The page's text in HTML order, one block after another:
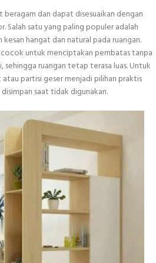
beragam dan dapat disesuaikan dengan
Salah satu yang paling populer adalah
hangat dan natural pada ruangan.
untuk menciptakan pembatas tanpa
sehingga ruangan tetap terasa luas. Untuk
partisi geser menjadi pilihan praktis
saat tidak digunakan.